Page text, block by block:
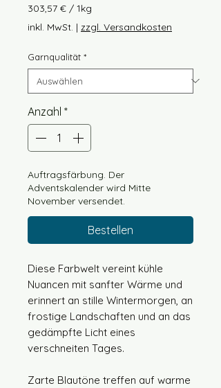
303,57 € / 1kg
303,57 €
pro
Kilogramm
inkl. MwSt. | zzgl. Versandkosten
Garnqualität *
Anzahl *
Auftragsfärbung. Der
Adventskalender wird Mitte
November versendet.
Bestellen
Diese Farbwelt vereint kühle
Nuancen mit sanfter Wärme und
erinnert an stille Wintermorgen, an
frostige Landschaften und an das
gedämpfte Licht eines
verschneiten Tages.
Zarte Blautöne treffen auf warme